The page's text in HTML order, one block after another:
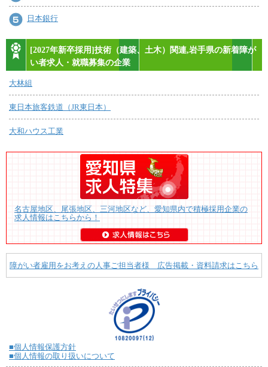
日本銀行
[2027年新卒採用]技術（建築、土木）関連,岩手県の新着障が
い者求人・就職募集の企業
大林組
東日本旅客鉄道（JR東日本）
大和ハウス工業
名古屋地区、尾張地区、三河地区など、愛知県内で積極採用企業の
求人情報はこちらから！
障がい者雇用をお考えの人事ご担当者様 広告掲載・資料請求はこちら
■個人情報保護方針
■個人情報の取り扱いについて